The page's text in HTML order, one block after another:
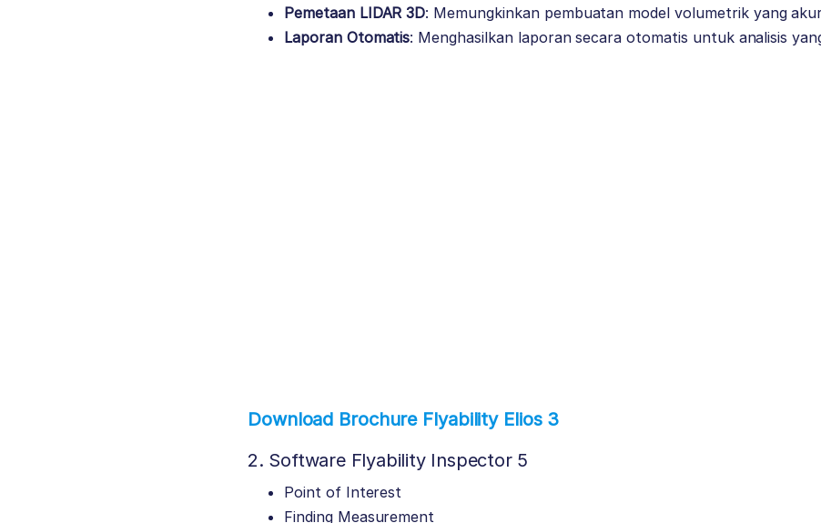
Pemetaan LIDAR 3D: Memungkinkan pembuatan model volumetrik yang
Laporan Otomatis: Menghasilkan laporan secara otomatis untuk analisis
Download Brochure Flyability Elios 3
2. Software Flyability Inspector 5
Point of Interest
Finding Measurement